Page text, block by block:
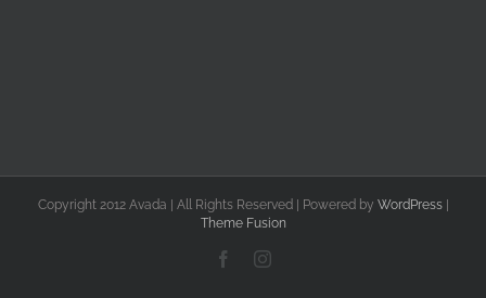
Copyright 2012 Avada | All Rights Reserved | Powered by WordPress|
Theme Fusion
FacebookInstagram